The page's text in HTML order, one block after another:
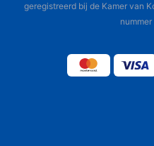
geregistreerd bij de Kamer van